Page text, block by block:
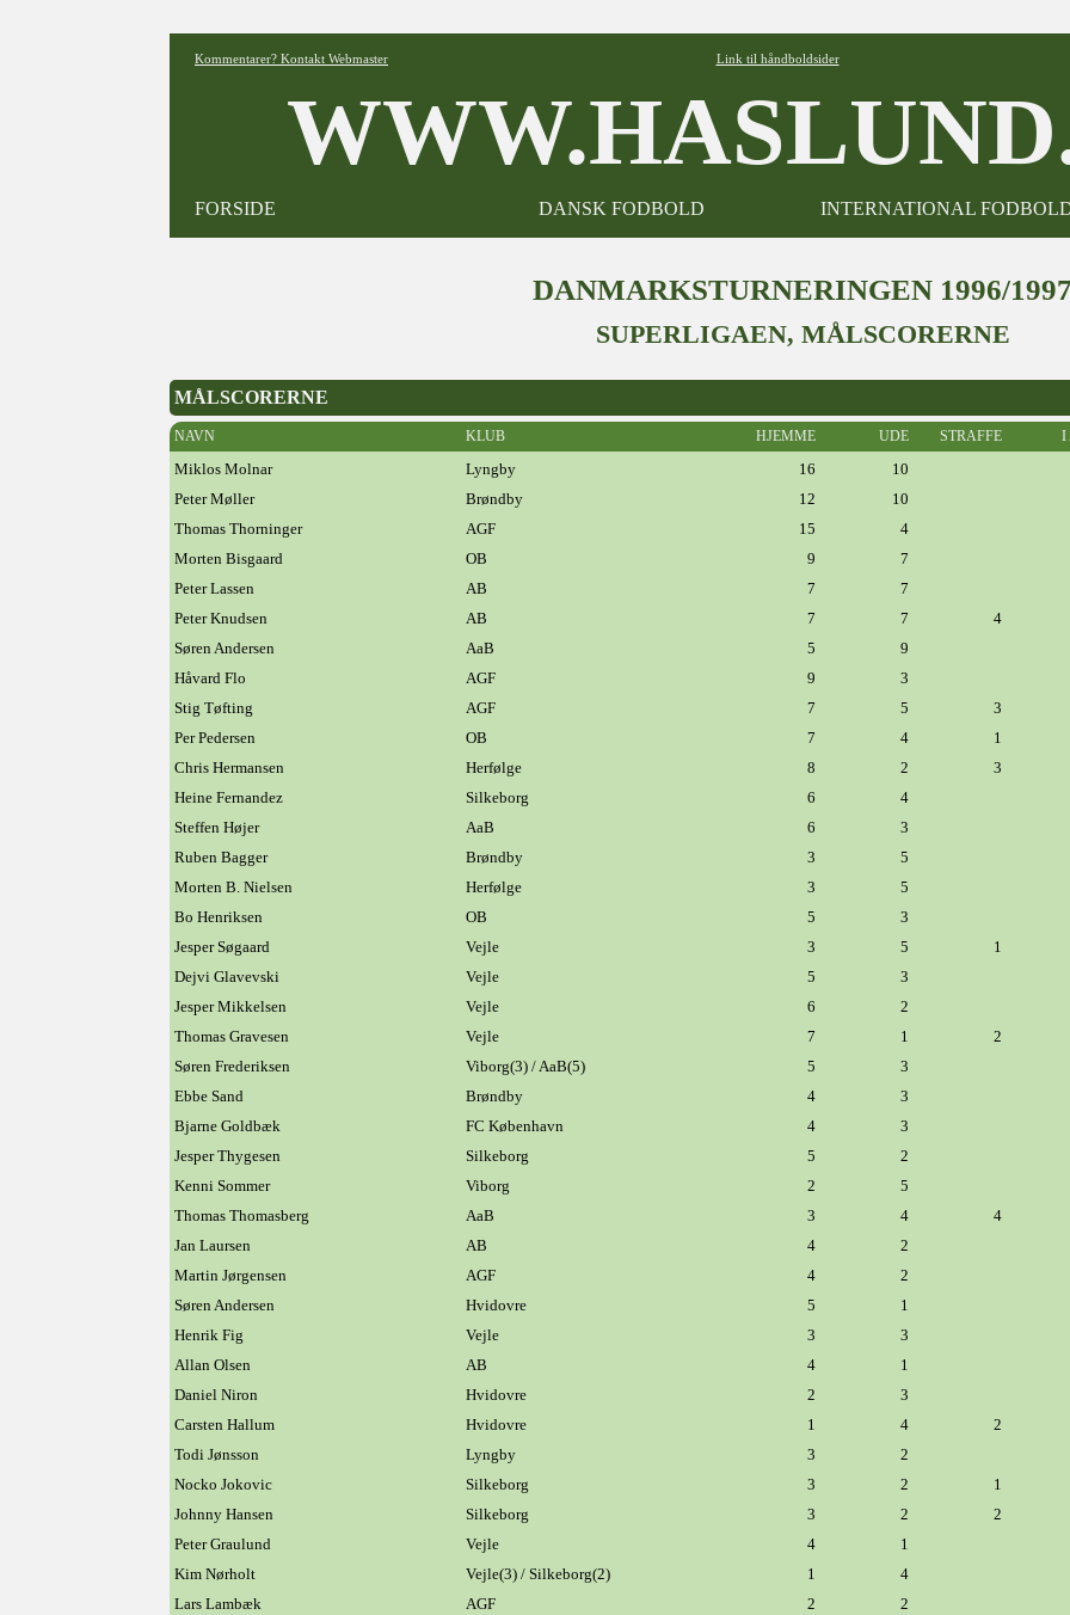
Kommentarer? Kontakt Webmaster Link til håndboldsider
FORSIDE DANSK FODBOLD INTERNATIONAL
DANMARKSTURNERINGEN 1996/1997
SUPERLIGAEN, MÅLSCORERNE
MÅLSCORERNE
NAVN KLUB HJEMME UDE STRAFFE I
Miklos Molnar Lyngby 16 10
Peter Møller
Brøndby 12 10
Thomas Thorninger
AGF 15 4
Morten Bisgaard
OB 9 7
Peter Lassen
AB 7 7
Peter Knudsen
AB 7 7 4
Søren Andersen
AaB 5 9
Håvard Flo
AGF 9 3
Stig Tøfting
AGF 7 5 3
Per Pedersen
OB 7 4 1
Chris Hermansen
Herfølge 8 2 3
Heine Fernandez
Silkeborg 6 4
Steffen Højer
AaB 6 3
Ruben Bagger
Brøndby 3 5
Morten B. Nielsen
Herfølge 3 5
Bo Henriksen
OB 5 3
Jesper Søgaard
Vejle 3 5 1
Dejvi Glavevski
Vejle 5 3
Jesper Mikkelsen
Vejle 6 2
Thomas Gravesen
Vejle 7 1 2
Søren Frederiksen
Viborg(3) / AaB(5) 5 3
Ebbe Sand
Brøndby 4 3
Bjarne Goldbæk
FC København 4 3
Jesper Thygesen
Silkeborg 5 2
Kenni Sommer
Viborg 2 5
Thomas Thomasberg
AaB 3 4 4
Jan Laursen
AB 4 2
Martin Jørgensen
AGF 4 2
Søren Andersen
Hvidovre 5 1
Henrik Fig
Vejle 3 3
Allan Olsen
AB 4 1
Daniel Niron
Hvidovre 2 3
Carsten Hallum
Hvidovre 1 4 2
Todi Jønsson
Lyngby 3 2
Nocko Jokovic
Silkeborg 3 2 1
Johnny Hansen
Silkeborg 3 2 2
Peter Graulund
Vejle 4 1
Kim Nørholt
Vejle(3) / Silkeborg(2) 1 4
Lars Lambæk
AGF 2 2